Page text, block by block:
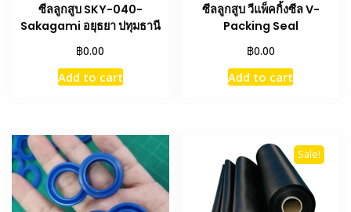
ซีลลูกสูบ SKY-040-
Sakagami อยุธยา ปทุมธานี
฿0.00
Add to cart
ซีลลูกสูบ วีแพ็คกิ้งซีล V-
Packing Seal
฿0.00
Add to cart
Sale!